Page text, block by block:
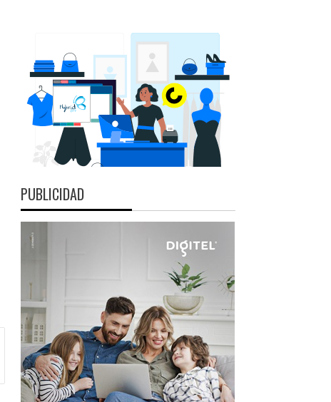
PUBLICIDAD